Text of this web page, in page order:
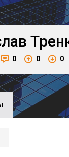
0 0 0